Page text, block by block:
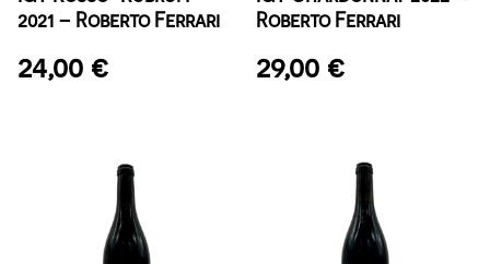
2021 – Roberto Ferrari
24,00 €
Roberto Ferrari
29,00 €